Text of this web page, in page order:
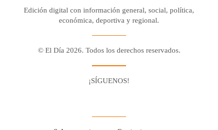
Edición digital con información general, social, política,
económica, deportiva y regional.
© El Día 2026. Todos los derechos reservados.
¡SÍGUENOS!